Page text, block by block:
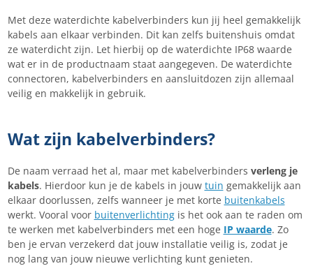
Met deze waterdichte kabelverbinders kun jij heel gemakkelijk
kabels aan elkaar verbinden. Dit kan zelfs buitenshuis omdat
ze waterdicht zijn. Let hierbij op de waterdichte IP68 waarde
wat er in de productnaam staat aangegeven. De waterdichte
connectoren, kabelverbinders en aansluitdozen zijn allemaal
veilig en makkelijk in gebruik.
Wat zijn kabelverbinders?
De naam verraad het al, maar met kabelverbinders verleng je
kabels. Hierdoor kun je de kabels in jouw tuin gemakkelijk aan
elkaar doorlussen, zelfs wanneer je met korte buitenkabels
werkt. Vooral voor buitenverlichtingis het ook aan te raden om
te werken met kabelverbinders met een hoge IP waarde. Zo
ben je ervan verzekerd dat jouw installatie veilig is, zodat je
nog lang van jouw nieuwe verlichting kunt genieten.